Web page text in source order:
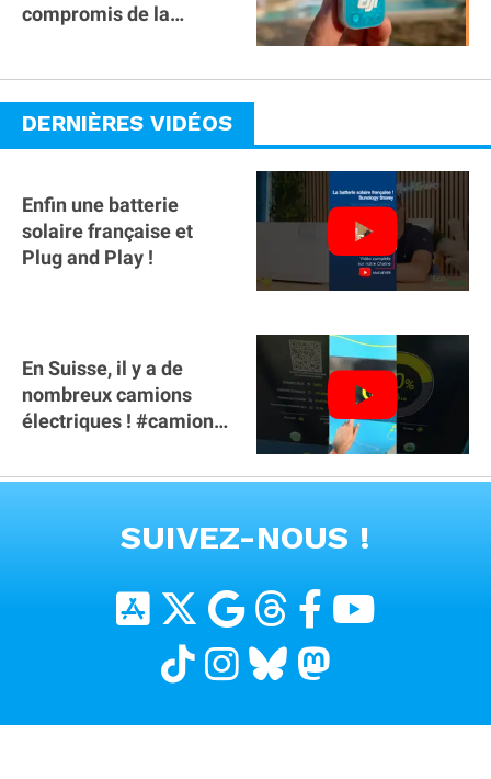
compromis de la
DERNIÈRES VIDÉOS
Enfin une batterie
solaire française et
Plug and Play !
En Suisse, il y a de
nombreux camions
électriques ! #camion
#voitureelectrique
SUIVEZ-NOUS !